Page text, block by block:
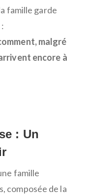
famille garde
malgré
encore à
: Un
famille
composée de la